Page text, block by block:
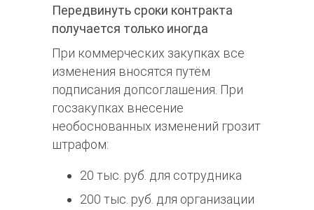
Передвинуть сроки контракта
получается только иногда
При коммерческих закупках все
изменения вносятся путём
подписания допсоглашения. При
госзакупках внесение
необоснованных изменений грозит
штрафом:
20 тыс. руб. для сотрудника
200 тыс. руб. для организации